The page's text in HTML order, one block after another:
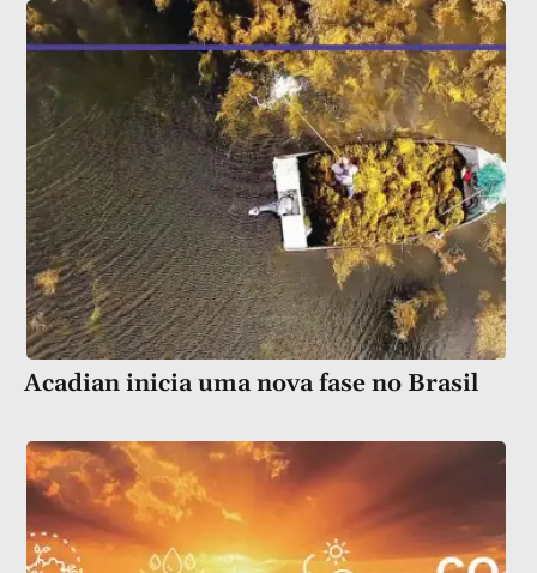
Acadian inicia uma nova fase no Brasil